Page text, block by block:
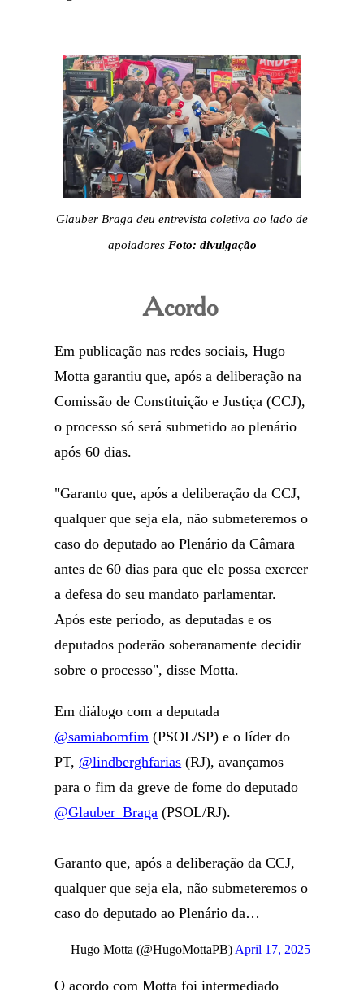
Glauber Braga deu entrevista coletiva ao lado de
apoiadores Foto: divulgação
Acordo
Em publicação nas redes sociais, Hugo
Motta garantiu que, após a deliberação na
Comissão de Constituição e Justiça (CCJ),
o processo só será submetido ao plenário
após 60 dias.
"Garanto que, após a deliberação da CCJ,
qualquer que seja ela, não submeteremos o
caso do deputado ao Plenário da Câmara
antes de 60 dias para que ele possa exercer
a defesa do seu mandato parlamentar.
Após este período, as deputadas e os
deputados poderão soberanamente decidir
sobre o processo", disse Motta.
Em diálogo com a deputada
@samiabomfim (PSOL/SP) e o líder do
PT, @lindberghfarias (RJ), avançamos
para o fim da greve de fome do deputado
@Glauber_Braga (PSOL/RJ).
Garanto que, após a deliberação da CCJ,
qualquer que seja ela, não submeteremos o
caso do deputado ao Plenário da…
— Hugo Motta (@HugoMottaPB) April 17, 2025
O acordo com Motta foi intermediado